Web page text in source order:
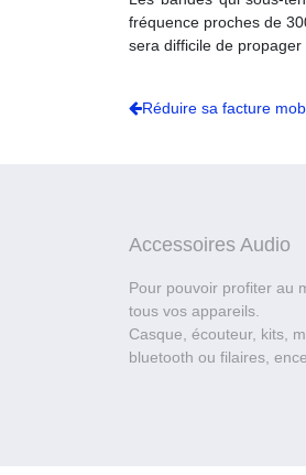
fréquence proches de
sera difficile de
Réduire sa facture
Accessoires Audio
Pour pouvoir profiter au
tous vos appareils.
Casque, écouteur, kits,
bluetooth ou filaires,